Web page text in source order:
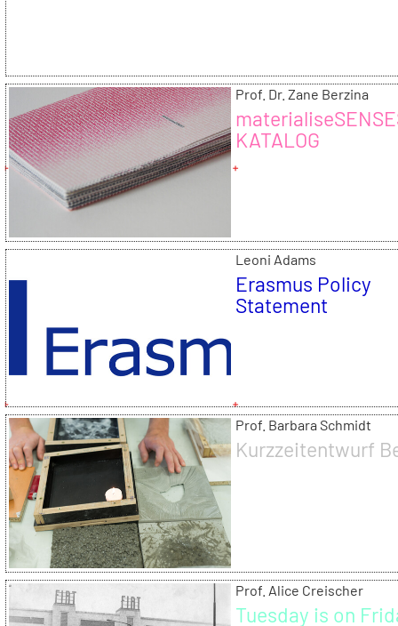
Prof. Dr. Zane Berzina
KATALOG
Leoni Adams
Erasmus Policy
Statement
Prof. Barbara Schmidt
Kurzzeitentwurf
Prof. Alice Creischer
Tuesday is on